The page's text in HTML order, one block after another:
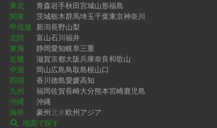
東北
青森岩手秋田宮城山形福島
関東
茨城栃木群馬埼玉千葉東京神奈川
甲信越 新潟長野山梨
北陸
富山石川福井
東海
静岡愛知岐阜三重
近畿
滋賀京都大阪兵庫奈良和歌山
中国
岡山広島鳥取島根山口
四国
香川徳島愛媛高知
九州
福岡佐賀長崎大分熊本宮崎鹿児島
沖縄
沖縄
海外
豪州北米欧州アジア
地図で探す